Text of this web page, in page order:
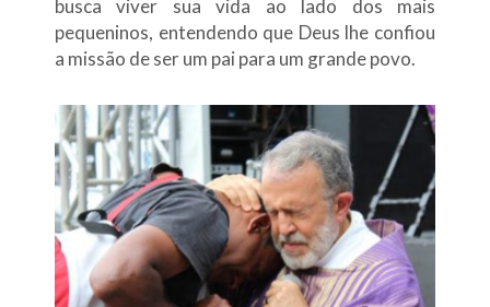
busca viver sua vida ao lado dos mais
pequeninos, entendendo que Deus lhe confiou
a missão de ser um pai para um grande povo.